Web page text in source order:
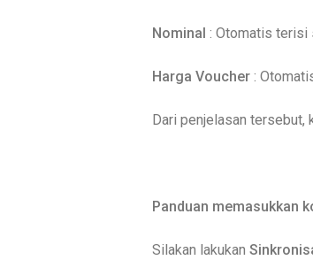
Nominal : Otomatis terisi
Harga Voucher :
Dari penjelasan tersebut,
Panduan memasukkan
Silakan lakukan